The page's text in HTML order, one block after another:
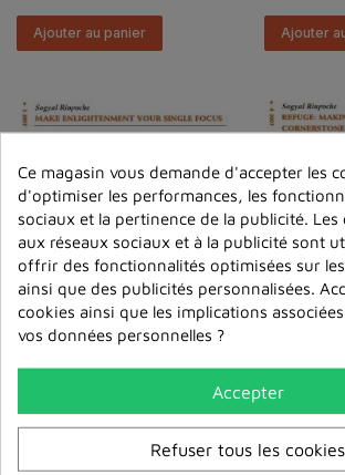
Ajouter au panier Ajouter
Make Enlightenment
Your Single Focus MP3
6,00 €
Ajouter au panier
Refuge
6,00 €
Ajouter
Ce magasin vous demande d'accepter les
d'optimiser les performances, les
sociaux et la pertinence de la publicité. Les
aux réseaux sociaux et à la publicité sont
offrir des fonctionnalités optimisées sur
ainsi que des publicités personnalisées.
cookies ainsi que les implications
vos données personnelles ?
Accepter
Refuser tous les cookies